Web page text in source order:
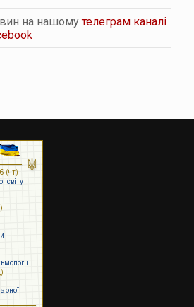
на нашомутелеграм каналі